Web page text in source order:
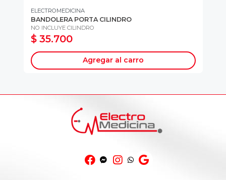
ELECTROMEDICINA
BANDOLERA PORTA CILINDRO
NO INCLUYE CILINDRO
$ 35.700
Agregar al carro